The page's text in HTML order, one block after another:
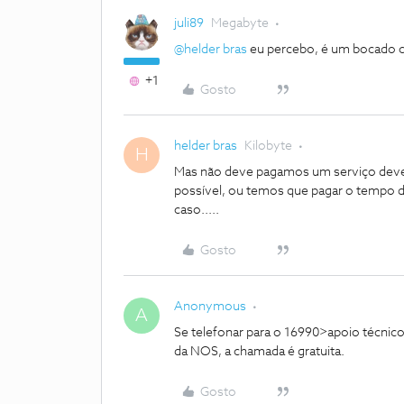
+1
juli89 Megabyte
@helder bras eu percebo, é um bocado
Gosto
H helder bras Kilobyte
Mas não deve pagamos um serviço
possível, ou temos que pagar o tempo
caso.....
Gosto
A Anonymous
Se telefonar para o 16990>apoio
da NOS, a chamada é gratuita.
Gosto